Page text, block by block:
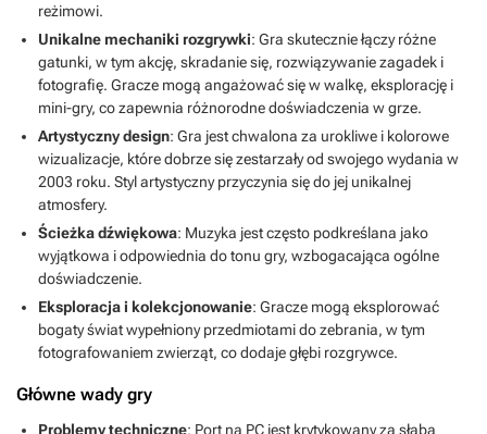
reżimowi.
Unikalne mechaniki rozgrywki: Gra skutecznie łączy różne
gatunki, w tym akcję, skradanie się, rozwiązywanie zagadek i
fotografię. Gracze mogą angażować się w walkę, eksplorację i
mini-gry, co zapewnia różnorodne doświadczenia w grze.
Artystyczny design: Gra jest chwalona za urokliwe i kolorowe
wizualizacje, które dobrze się zestarzały od swojego wydania w
2003 roku. Styl artystyczny przyczynia się do jej unikalnej
atmosfery.
Ścieżka dźwiękowa: Muzyka jest często podkreślana jako
wyjątkowa i odpowiednia do tonu gry, wzbogacająca ogólne
doświadczenie.
Eksploracja i kolekcjonowanie: Gracze mogą eksplorować
bogaty świat wypełniony przedmiotami do zebrania, w tym
fotografowaniem zwierząt, co dodaje głębi rozgrywce.
Główne wady gry
Problemy techniczne: Port na PC jest krytykowany za słabą